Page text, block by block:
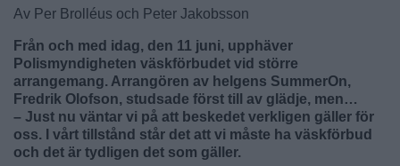
Av Per Brolléus och Peter Jakobsson
Från och med idag, den 11 juni, upphäver
Polismyndigheten väskförbudet vid större
arrangemang. Arrangören av helgens SummerOn,
Fredrik Olofson, studsade först till av glädje, men…
– Just nu väntar vi på att beskedet verkligen gäller för
oss. I vårt tillstånd står det att vi måste ha väskförbud
och det är tydligen det som gäller.